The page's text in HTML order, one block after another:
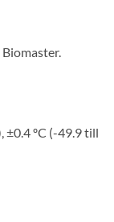
±0.4 ºC (-49.9 till